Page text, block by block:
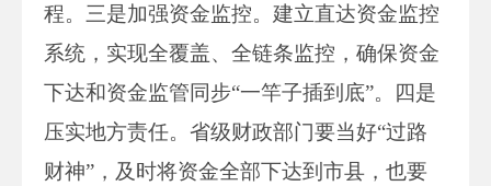
程。三是加强资金监控。建立直达资金监控
系统，实现全覆盖、全链条监控，确保资金
下达和资金监管同步“一竿子插到底”。四是
压实地方责任。省级财政部门要当好“过路
财神”，及时将资金全部下达到市县，也要